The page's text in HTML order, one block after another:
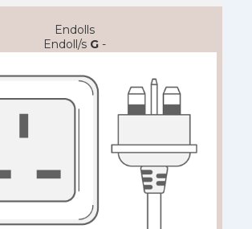
Endolls
Endoll/s G-